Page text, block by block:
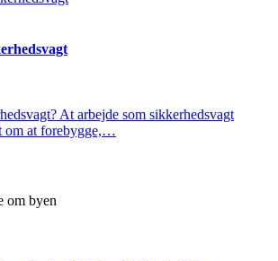
At arbejde som sikkerhedsvagt
om at forebygge,…
om byen